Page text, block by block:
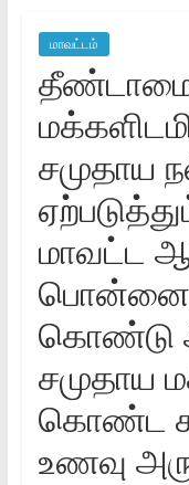
மாவட்டம்
சமுதாய
மாவட்ட
கொண்டு
சமுதாய
கொண்ட
உணவு